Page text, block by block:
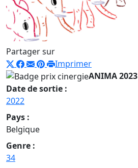
Partager sur
Imprimer
ANIMA 2023
Date de sortie :
2022
Pays :
Belgique
Genre :
34